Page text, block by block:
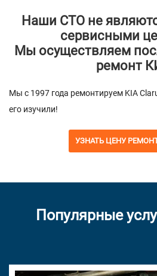
Наши СТО не
сервисными
Мы осуществляем
ремонт
Мы с 1997 года ремонтируем KIA
его изучили!
УЗНАТЬ ЦЕНУ
Популярные